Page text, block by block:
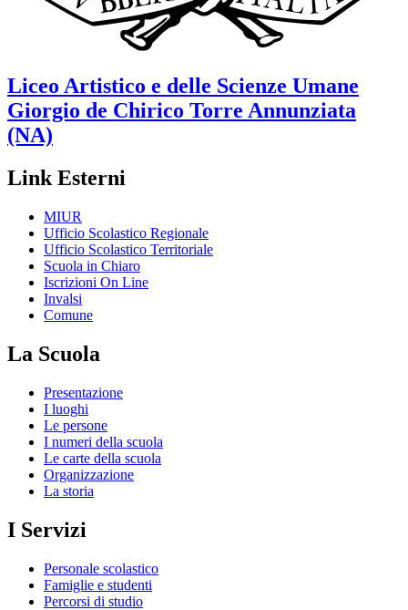
Liceo Artistico e delle Scienze Umane
Giorgio de Chirico Torre Annunziata
(NA)
Link Esterni
MIUR
Ufficio Scolastico Regionale
Ufficio Scolastico Territoriale
Scuola in Chiaro
Iscrizioni On Line
Invalsi
Comune
La Scuola
Presentazione
I luoghi
Le persone
I numeri della scuola
Le carte della scuola
Organizzazione
La storia
I Servizi
Personale scolastico
Famiglie e studenti
Percorsi di studio